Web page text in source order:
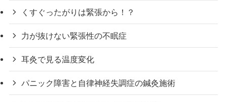
くすぐったがりは緊張から！？
力が抜けない緊張性の不眠症
耳灸で見る温度変化
パニック障害と自律神経失調症の鍼灸施術